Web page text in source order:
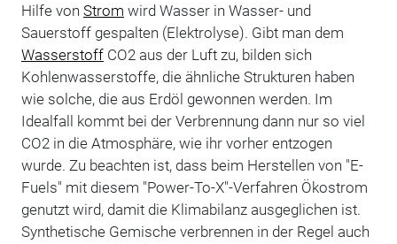
Hilfe von Strom wird Wasser in Wasser- und
Sauerstoff gespalten (Elektrolyse). Gibt man dem
WasserstoffCO2 aus der Luft zu, bilden sich
Kohlenwasserstoffe, die ähnliche Strukturen haben
wie solche, die aus Erdöl gewonnen werden. Im
Idealfall kommt bei der Verbrennung dann nur so viel
CO2 in die Atmosphäre, wie ihr vorher entzogen
wurde. Zu beachten ist, dass beim Herstellen von "E-
Fuels" mit diesem "Power-To-X"-Verfahren Ökostrom
genutzt wird, damit die Klimabilanz ausgeglichen ist.
Synthetische Gemische verbrennen in der Regel auch